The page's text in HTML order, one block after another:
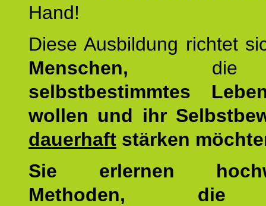
Hand!
Diese Ausbildung richtet
Menschen,
selbstbestimmtes
wollen und ihr
dauerhaft stärken
Sie erlernen
Methoden, die